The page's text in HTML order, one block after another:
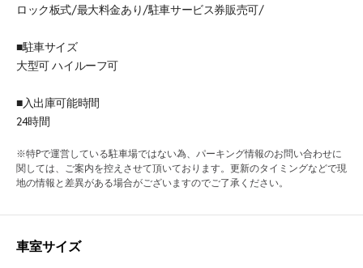
ロック板式/最大料金あり/駐車サービス券販売可/
■駐車サイズ
大型可 ハイルーフ可
■入出庫可能時間
24時間
※特Pで運営している駐車場ではない為、パーキング情報のお問い合わせに
関しては、ご案内を控えさせて頂いております。更新のタイミングなどで現
地の情報と差異がある場合がございますのでご了承ください。
車室サイズ